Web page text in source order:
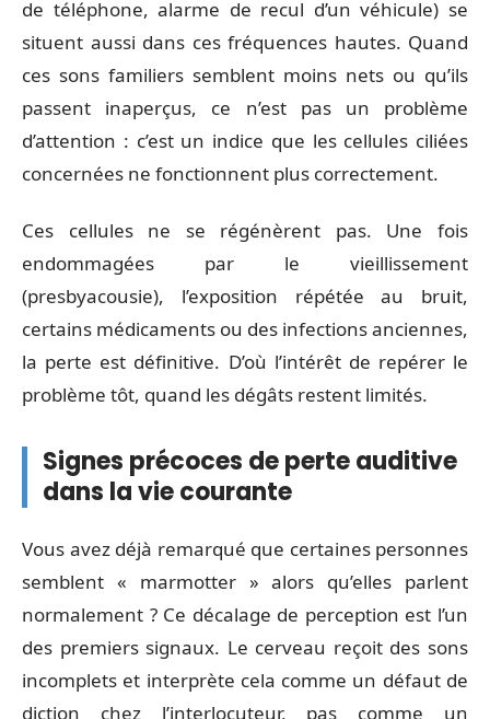
de téléphone, alarme de recul d’un véhicule) se
situent aussi dans ces fréquences hautes. Quand
ces sons familiers semblent moins nets ou qu’ils
passent inaperçus, ce n’est pas un problème
d’attention : c’est un indice que les cellules ciliées
concernées ne fonctionnent plus correctement.
Ces cellules ne se régénèrent pas. Une fois
endommagées par le vieillissement
(presbyacousie), l’exposition répétée au bruit,
certains médicaments ou des infections anciennes,
la perte est définitive. D’où l’intérêt de repérer le
problème tôt, quand les dégâts restent limités.
Signes précoces de perte auditive
dans la vie courante
Vous avez déjà remarqué que certaines personnes
semblent « marmotter » alors qu’elles parlent
normalement ? Ce décalage de perception est l’un
des premiers signaux. Le cerveau reçoit des sons
incomplets et interprète cela comme un défaut de
diction chez l’interlocuteur, pas comme un